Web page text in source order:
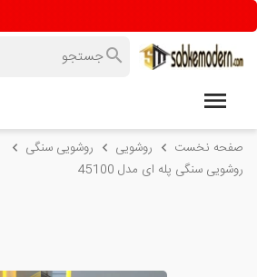
صفحه نخست روشویی
روشویی سنگی
روشویی سنگی پله ای مدل 45100